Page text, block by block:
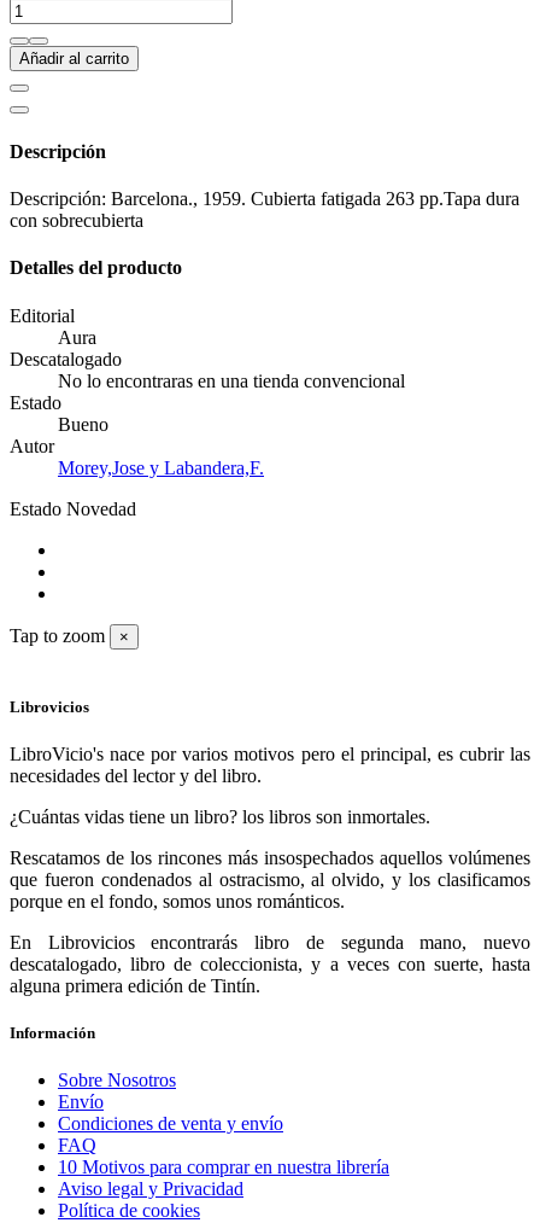
Añadir al carrito
Descripción
Descripción: Barcelona., 1959. Cubierta fatigada 263 pp.Tapa dura
con sobrecubierta
Detalles del producto
Editorial
Aura
Descatalogado
No lo encontraras en una tienda convencional
Estado
Bueno
Autor
Morey,Jose y Labandera,F.
Estado Novedad
Tap to zoom ×
Librovicios
LibroVicio's nace por varios motivos pero el principal, es cubrir las
necesidades del lector y del libro.
¿Cuántas vidas tiene un libro? los libros son inmortales.
Rescatamos de los rincones más insospechados aquellos volúmenes
que fueron condenados al ostracismo, al olvido, y los clasificamos
porque en el fondo, somos unos románticos.
En Librovicios encontrarás libro de segunda mano, nuevo
descatalogado, libro de coleccionista, y a veces con suerte, hasta
alguna primera edición de Tintín.
Información
Sobre Nosotros
Envío
Condiciones de venta y envío
FAQ
10 Motivos para comprar en nuestra librería
Aviso legal y Privacidad
Política de cookies